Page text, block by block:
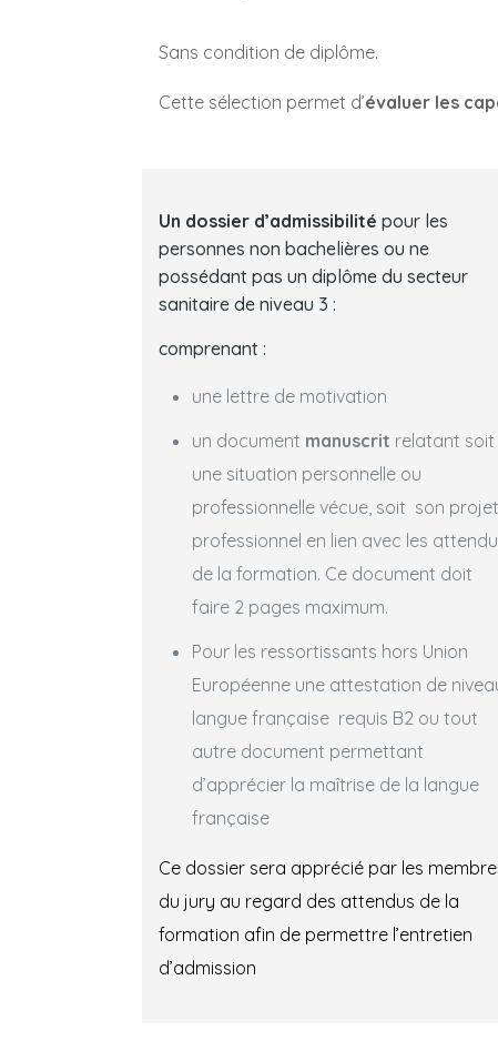
Sans condition de diplôme.
Cette sélection permet d’évaluer les
Un dossier d’admissibilité pour les
personnes non bachelières ou ne
possédant pas un diplôme du secteur
sanitaire de niveau 3 :
comprenant :
une lettre de motivation
un document manuscrit relatant soit
une situation personnelle ou
professionnelle vécue, soit son projet
professionnel en lien avec les
de la formation. Ce document doit
faire 2 pages maximum.
Pour les ressortissants hors Union
Européenne une attestation de
langue française requis B2 ou tout
autre document permettant
d’apprécier la maîtrise de la langue
française
Ce dossier sera apprécié par les
du jury au regard des attendus de la
formation afin de permettre l’entretien
d’admission